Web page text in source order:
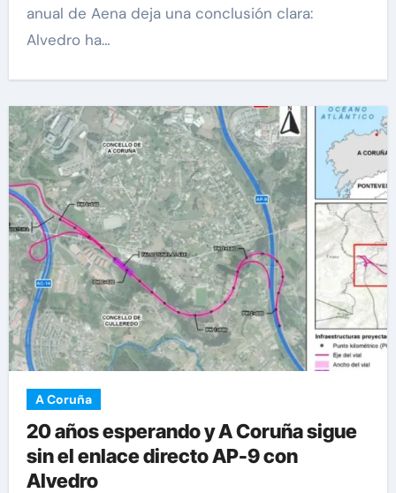
anual de Aena deja una conclusión clara:
Alvedro ha…
A Coruña
20 años esperando y A Coruña sigue
sin el enlace directo AP-9 con
Alvedro